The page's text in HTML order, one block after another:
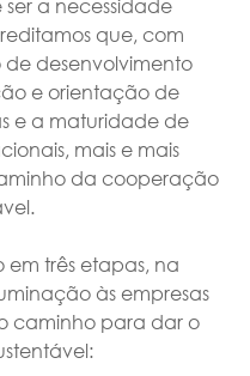
a necessidade
que, com
desenvolvimento
e orientação de
e a maturidade de
mais e mais
da cooperação
em três etapas, na
às empresas
caminho para dar o